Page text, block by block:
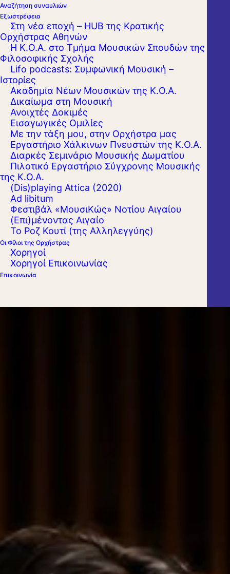
Αναζήτηση συναυλιών
Εξωστρέφεια
Στη νέα εποχή – HUB της Κρατικής
Ορχήστρας Αθηνών
Η Κ.Ο.Α. στο Τμήμα Μουσικών Σπουδών της
Φιλοσοφικής Σχολής
Lifo podcasts: Συμφωνική Μουσική –
Ιστορίες
Ακαδημία Νέων Μουσικών της Κ.Ο.Α.
Δικαίωμα στη Μουσική
Ανοιχτές Δοκιμές
Εισαγωγικές Ομιλίες
Με την τάξη μου, στην Ορχήστρα μας
Εργαστήριo Χάλκινων Πνευστών της Κ.Ο.Α.
Διαρκές Σεμινάριο Μουσικής Δωματίου
Πιλοτικό Εργαστήριο Σύγχρονης Μουσικής
της Κ.Ο.Α.
(Dis)playing Attica (2020)
Ad libitum
Φεστιβάλ «ΜουσιΚώς» Νοτίου Αιγαίου
(Επι)μένοντας Αιγαίο
Το Ροζ Κουτί (της Αλληλεγγύης)
Οι Φίλοι της Ορχήστρας
Χορηγοί
Χορηγοί Επικοινωνίας
Επικοινωνία